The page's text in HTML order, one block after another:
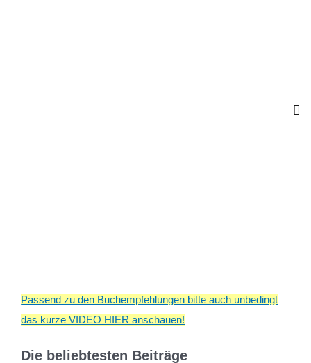
Passend zu den Buchempfehlungen bitte auch unbedingt
das kurze VIDEO HIER anschauen!
Die beliebtesten Beiträge